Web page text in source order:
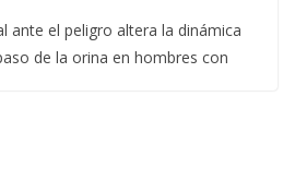
ante el peligro altera la dinámica
de la orina en hombres con